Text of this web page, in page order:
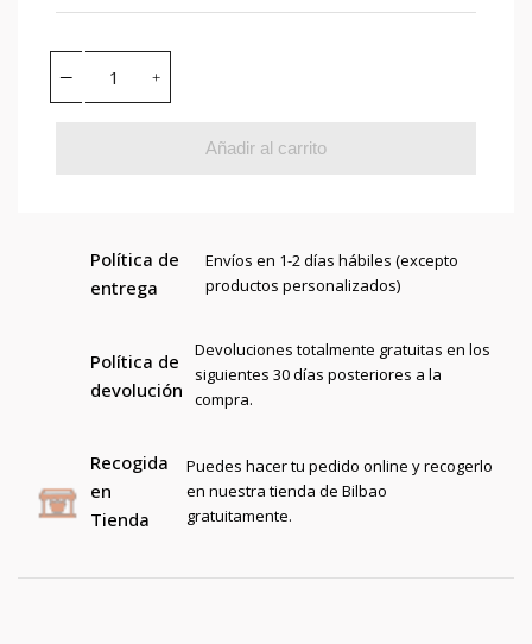
Añadir al carrito
Política de
entrega
Envíos en 1-2 días hábiles (excepto
productos personalizados)
Política de
devolución
Devoluciones totalmente gratuitas en los
siguientes 30 días posteriores a la
compra.
Recogida
en
Tienda
Puedes hacer tu pedido online y recogerlo
en nuestra tienda de Bilbao
gratuitamente.